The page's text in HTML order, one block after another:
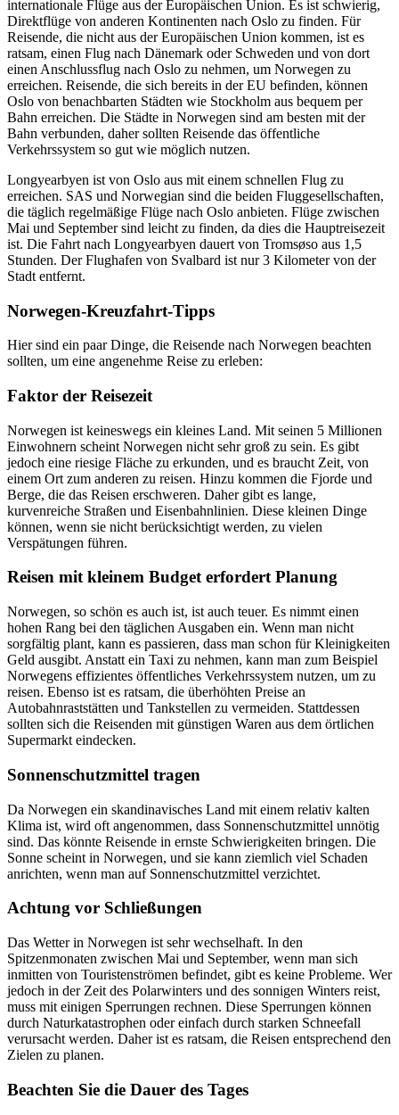
internationale Flüge aus der Europäischen Union. Es ist schwierig,
Direktflüge von anderen Kontinenten nach Oslo zu finden. Für
Reisende, die nicht aus der Europäischen Union kommen, ist es
ratsam, einen Flug nach Dänemark oder Schweden und von dort
einen Anschlussflug nach Oslo zu nehmen, um Norwegen zu
erreichen. Reisende, die sich bereits in der EU befinden, können
Oslo von benachbarten Städten wie Stockholm aus bequem per
Bahn erreichen. Die Städte in Norwegen sind am besten mit der
Bahn verbunden, daher sollten Reisende das öffentliche
Verkehrssystem so gut wie möglich nutzen.
Longyearbyen ist von Oslo aus mit einem schnellen Flug zu
erreichen. SAS und Norwegian sind die beiden Fluggesellschaften,
die täglich regelmäßige Flüge nach Oslo anbieten. Flüge zwischen
Mai und September sind leicht zu finden, da dies die Hauptreisezeit
ist. Die Fahrt nach Longyearbyen dauert von Tromsøso aus 1,5
Stunden. Der Flughafen von Svalbard ist nur 3 Kilometer von der
Stadt entfernt.
Norwegen-Kreuzfahrt-Tipps
Hier sind ein paar Dinge, die Reisende nach Norwegen beachten
sollten, um eine angenehme Reise zu erleben:
Faktor der Reisezeit
Norwegen ist keineswegs ein kleines Land. Mit seinen 5 Millionen
Einwohnern scheint Norwegen nicht sehr groß zu sein. Es gibt
jedoch eine riesige Fläche zu erkunden, und es braucht Zeit, von
einem Ort zum anderen zu reisen. Hinzu kommen die Fjorde und
Berge, die das Reisen erschweren. Daher gibt es lange,
kurvenreiche Straßen und Eisenbahnlinien. Diese kleinen Dinge
können, wenn sie nicht berücksichtigt werden, zu vielen
Verspätungen führen.
Reisen mit kleinem Budget erfordert Planung
Norwegen, so schön es auch ist, ist auch teuer. Es nimmt einen
hohen Rang bei den täglichen Ausgaben ein. Wenn man nicht
sorgfältig plant, kann es passieren, dass man schon für Kleinigkeiten
Geld ausgibt. Anstatt ein Taxi zu nehmen, kann man zum Beispiel
Norwegens effizientes öffentliches Verkehrssystem nutzen, um zu
reisen. Ebenso ist es ratsam, die überhöhten Preise an
Autobahnraststätten und Tankstellen zu vermeiden. Stattdessen
sollten sich die Reisenden mit günstigen Waren aus dem örtlichen
Supermarkt eindecken.
Sonnenschutzmittel tragen
Da Norwegen ein skandinavisches Land mit einem relativ kalten
Klima ist, wird oft angenommen, dass Sonnenschutzmittel unnötig
sind. Das könnte Reisende in ernste Schwierigkeiten bringen. Die
Sonne scheint in Norwegen, und sie kann ziemlich viel Schaden
anrichten, wenn man auf Sonnenschutzmittel verzichtet.
Achtung vor Schließungen
Das Wetter in Norwegen ist sehr wechselhaft. In den
Spitzenmonaten zwischen Mai und September, wenn man sich
inmitten von Touristenströmen befindet, gibt es keine Probleme. Wer
jedoch in der Zeit des Polarwinters und des sonnigen Winters reist,
muss mit einigen Sperrungen rechnen. Diese Sperrungen können
durch Naturkatastrophen oder einfach durch starken Schneefall
verursacht werden. Daher ist es ratsam, die Reisen entsprechend den
Zielen zu planen.
Beachten Sie die Dauer des Tages